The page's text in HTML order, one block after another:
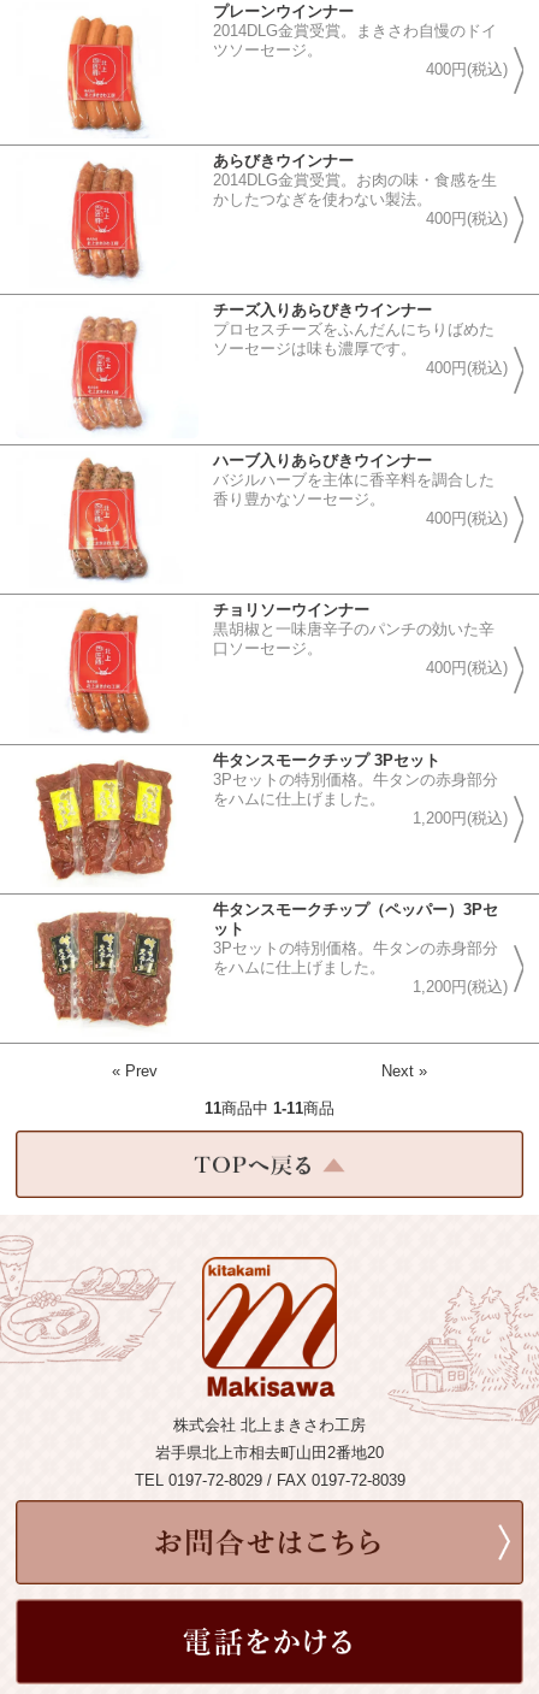
プレーンウインナー
2014DLG金賞受賞。まきさわ自慢のドイ
ツソーセージ。
400円(税込)
あらびきウインナー
2014DLG金賞受賞。お肉の味・食感を生
かしたつなぎを使わない製法。
400円(税込)
チーズ入りあらびきウインナー
プロセスチーズをふんだんにちりばめた
ソーセージは味も濃厚です。
400円(税込)
ハーブ入りあらびきウインナー
バジルハーブを主体に香辛料を調合した
香り豊かなソーセージ。
400円(税込)
チョリソーウインナー
黒胡椒と一味唐辛子のパンチの効いた辛
口ソーセージ。
400円(税込)
牛タンスモークチップ 3Pセット
3Pセットの特別価格。牛タンの赤身部分
をハムに仕上げました。
1,200円(税込)
牛タンスモークチップ（ペッパー）3Pセ
ット
3Pセットの特別価格。牛タンの赤身部分
をハムに仕上げました。
1,200円(税込)
« Prev Next »
11商品中 1-11商品
株式会社 北上まきさわ工房
岩手県北上市相去町山田2番地20
TEL 0197-72-8029 / FAX 0197-72-8039